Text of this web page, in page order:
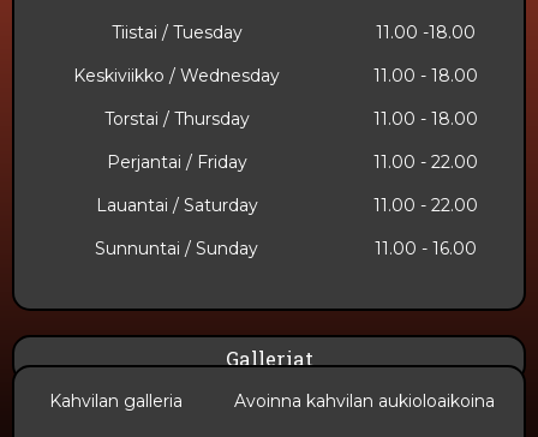
Tiistai / Tuesday
11.00 -18.00
Keskiviikko / Wednesday
11.00 - 18.00
Torstai / Thursday
11.00 - 18.00
Perjantai / Friday
11.00 - 22.00
Lauantai / Saturday
11.00 - 22.00
Sunnuntai​ / Sunday
11.00 - 16.00
Galleriat
Kahvilan galleria Avoinna kahvilan aukioloaikoina